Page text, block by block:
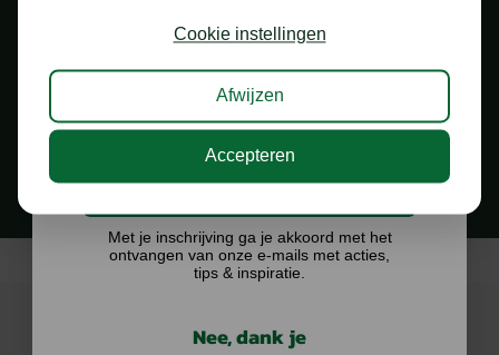
1.000 M2 SHOWROOM
in Staphorst
Cookie instellingen
Afwijzen
Accepteren
kans op €75,- te besteden op onze webshop.
Ik doe graag mee!
Met je inschrijving ga je akkoord met het
ontvangen van onze e-mails met acties,
tips & inspiratie.
Nee, dank je